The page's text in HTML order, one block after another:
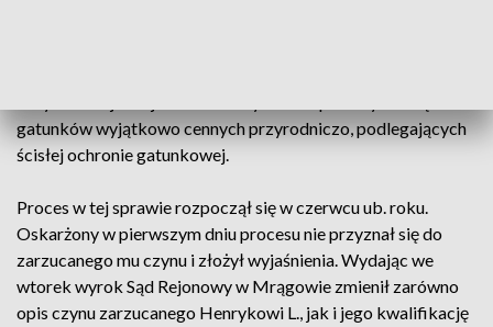
gatunków wyjątkowo cennych przyrodniczo, podlegających
ścisłej ochronie gatunkowej.
Proces w tej sprawie rozpoczął się w czerwcu ub. roku.
Oskarżony w pierwszym dniu procesu nie przyznał się do
zarzucanego mu czynu i złożył wyjaśnienia. Wydając we
wtorek wyrok Sąd Rejonowy w Mrągowie zmienił zarówno
opis czynu zarzucanego Henrykowi L., jak i jego kwalifikację